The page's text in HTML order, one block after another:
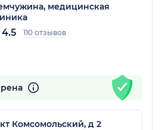
медицинская
4.5 110 отзывов
Комсомольский, д 2